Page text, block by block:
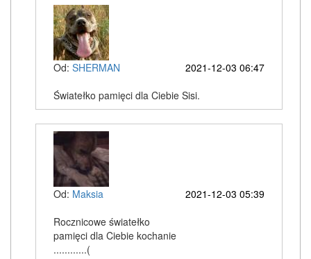
Od: SHERMAN
2021-12-03 06:47
Światełko pamięci dla Ciebie Sisi.
Od: Maksia
2021-12-03 05:39
Rocznicowe światełko
pamięci dla Ciebie kochanie
............(